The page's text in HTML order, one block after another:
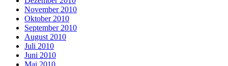
November 2010
Oktober 2010
September 2010
August 2010
Juli 2010
Juni 2010